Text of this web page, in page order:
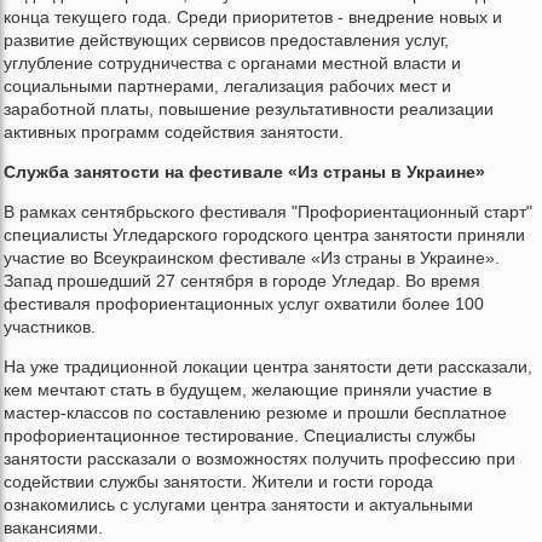
конца текущего года. Среди приоритетов - внедрение новых и
развитие действующих сервисов предоставления услуг,
углубление сотрудничества с органами местной власти и
социальными партнерами, легализация рабочих мест и
заработной платы, повышение результативности реализации
активных программ содействия занятости.
Служба занятости на фестивале «Из страны в Украине»
В рамках сентябрьского фестиваля "Профориентационный старт"
специалисты Угледарского городского центра занятости приняли
участие во Всеукраинском фестивале «Из страны в Украине».
Запад прошедший 27 сентября в городе Угледар. Во время
фестиваля профориентационных услуг охватили более 100
участников.
На уже традиционной локации центра занятости дети рассказали,
кем мечтают стать в будущем, желающие приняли участие в
мастер-классов по составлению резюме и прошли бесплатное
профориентационное тестирование. Специалисты службы
занятости рассказали о возможностях получить профессию при
содействии службы занятости. Жители и гости города
ознакомились с услугами центра занятости и актуальными
вакансиями.